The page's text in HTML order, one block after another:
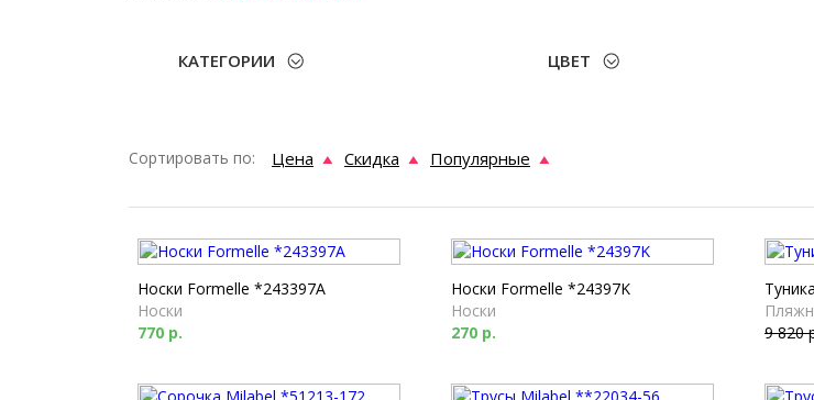
КАТЕГОРИИ ЦВЕТ
Сортировать по: Цена Скидка Популярные
Носки Formelle *243397A
Носки
770 р.
Носки Formelle *24397K
Носки
270 р.
9 820